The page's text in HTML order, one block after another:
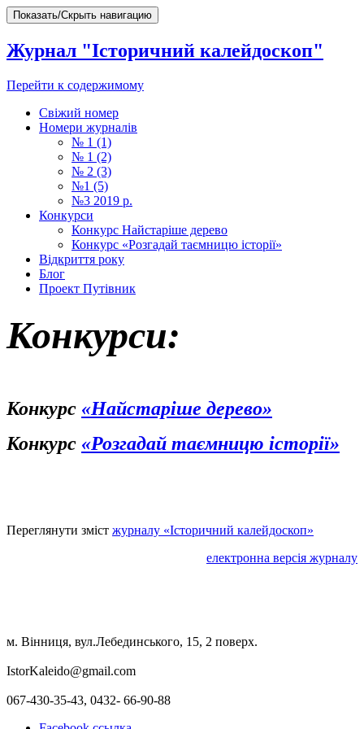
Показать/Скрыть навигацию
Журнал "Історичний калейдоскоп"
Перейти к содержимому
Свіжий номер
Номери журналів
№ 1 (1)
№ 1 (2)
№ 2 (3)
№1 (5)
№3 2019 р.
Конкурси
Конкурс Найстаріше дерево
Конкурс «Розгадай таємницю історії»
Відкриття року
Блог
Проект Путівник
Конкурси:
Конкурс «Найстаріше дерево»
Конкурс «Розгадай таємницю історії»
Переглянути зміст журналу «Історичний калейдоскоп»
електронна версія журналу
м. Вінниця, вул.Лебединського, 15, 2 поверх.
IstorKaleido@gmail.com
067-430-35-43, 0432- 66-90-88